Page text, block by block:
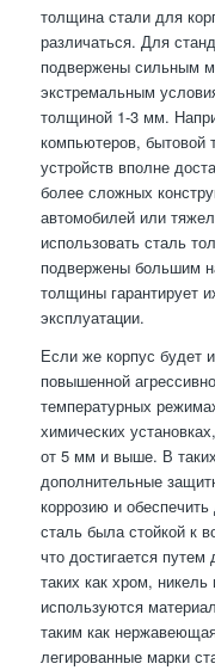
толщина стали для
различаться. Для
подвержены сильным
экстремальным
толщиной 1-3 мм.
компьютеров, бытовой
устройств вполне
более сложных
автомобилей или
использовать сталь
подвержены большим
толщины гарантирует
эксплуатации.
Если же корпус будет
повышенной
температурных
химических
от 5 мм и выше. В
дополнительные
коррозию и
сталь была стойкой к
что достигается
таких как хром,
используются
таким как
легированные марки